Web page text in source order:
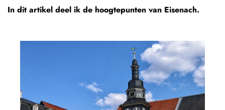
In dit artikel deel ik de hoogtepunten van Eisenach.